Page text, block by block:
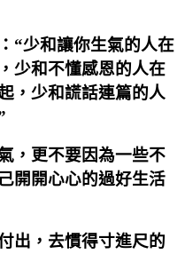
“少和讓你生氣的人在
少和不懂感恩的人在
，少和謊話連篇的人
，更不要因為一些不
開開心心的過好生活
出，去慣得寸進尺的